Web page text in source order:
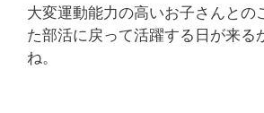
大変運動能力の高いお子さんとの
た部活に戻って活躍する日が来る
ね。